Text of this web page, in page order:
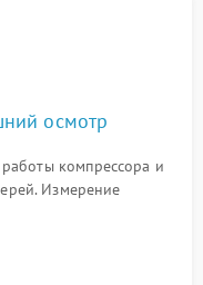
осмотр
компрессора и
Измерение
термостата и
дисплея.